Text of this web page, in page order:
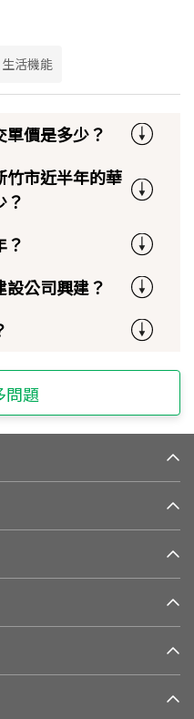
生活機能
價是多少？
竹市近半年的華
？
？
公司興建？
問題